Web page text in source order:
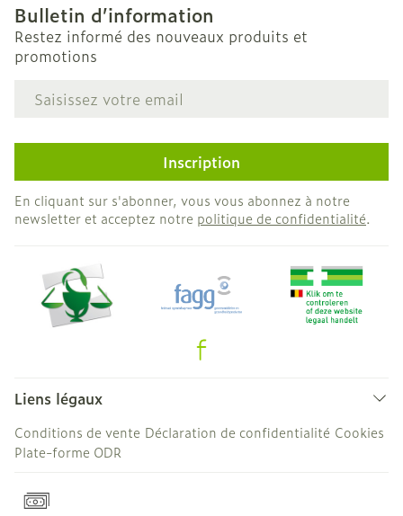
Bulletin d’information
Restez informé des nouveaux produits et
promotions
Adresse mail
Inscription
En cliquant sur s'abonner, vous vous abonnez à notre
newsletter et acceptez notre politique de confidentialité.
Liens légaux
Conditions de vente Déclaration de confidentialité Cookies
Plate-forme ODR